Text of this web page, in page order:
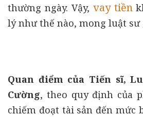
thường ngày. Vậy, vay tiền
lý như thế nào, mong luật sư
Quan điểm của Tiến sĩ,
Cường, theo quy định của
chiếm đoạt tài sản đến mức